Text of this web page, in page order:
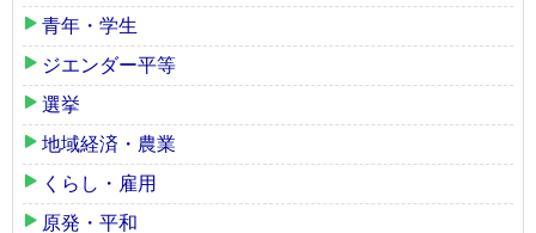
青年・学生
ジエンダー平等
選挙
地域経済・農業
くらし・雇用
原発・平和